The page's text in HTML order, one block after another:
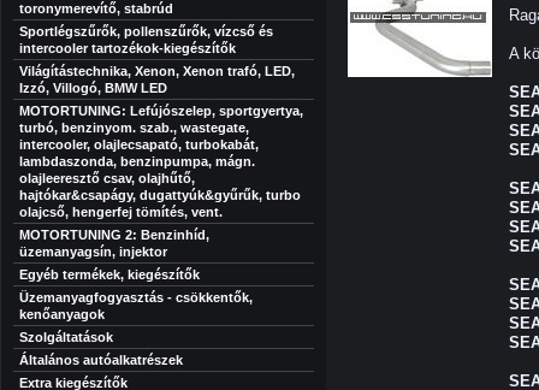
toronymerevítő, stabrúd
Sportlégszűrők, pollenszűrők, vízcső és
intercooler tartozékok-kiegészítők
Világítástechnika, Xenon, Xenon trafó, LED,
Izzó, Villogó, BMW LED
MOTORTUNING: Lefújószelep, sportgyertya,
turbó, benzinyom. szab., wastegate,
intercooler, olajlecsapató, turbokabát,
lambdaszonda, benzinpumpa, mágn.
olajleeresztő csav, olajhűtő,
hajtókar&csapágy, dugattyúk&gyűrűk, turbo
olajcső, hengerfej tömítés, vent.
MOTORTUNING 2: Benzinhíd,
üzemanyagsín, injektor
Egyéb termékek, kiegészítők
Üzemanyagfogyasztás - csökkentők,
kenőanyagok
Szolgáltatások
Általános autóalkatrészek
Extra kiegészítők
A